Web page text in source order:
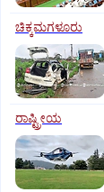
ಚಿಕ್ಕಮಗಳೂರು
ರಾಷ್ಟ್ರೀಯ